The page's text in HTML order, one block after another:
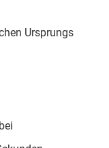
Ursprungs